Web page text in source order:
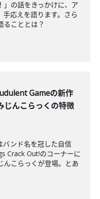
の話をきっかけに、ア
応えを語ります。さら
ることとは？
Gameの新作
じんこらっくの特徴
ンド名を冠した自信
Crack Out!のコーナーに
んこらっくが登場。とあ